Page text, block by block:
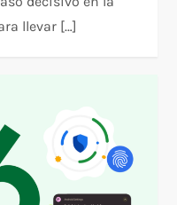
llevar […]